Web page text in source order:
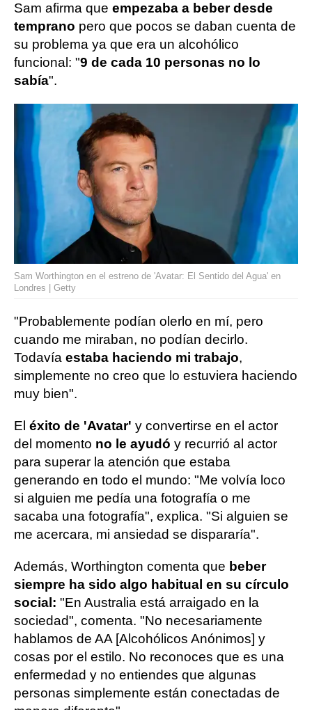
Sam afirma que empezaba a beber desde
temprano pero que pocos se daban cuenta de
su problema ya que era un alcohólico
funcional: "9 de cada 10 personas no lo
sabía".
Sam Worthington en el estreno de 'Avatar: El Sentido del Agua' en
Londres | Getty
"Probablemente podían olerlo en mí, pero
cuando me miraban, no podían decirlo.
Todavía estaba haciendo mi trabajo,
simplemente no creo que lo estuviera haciendo
muy bien".
El éxito de 'Avatar' y convertirse en el actor
del momento no le ayudó y recurrió al actor
para superar la atención que estaba
generando en todo el mundo: "Me volvía loco
si alguien me pedía una fotografía o me
sacaba una fotografía", explica. "Si alguien se
me acercara, mi ansiedad se dispararía".
Además, Worthington comenta que beber
siempre ha sido algo habitual en su círculo
social: "En Australia está arraigado en la
sociedad", comenta. "No necesariamente
hablamos de AA [Alcohólicos Anónimos] y
cosas por el estilo. No reconoces que es una
enfermedad y no entiendes que algunas
personas simplemente están conectadas de